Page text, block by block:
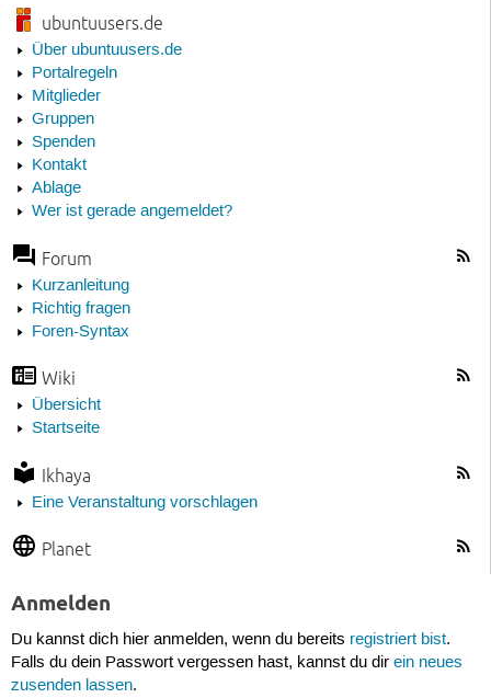
ubuntuusers.de
Über ubuntuusers.de
Portalregeln
Mitglieder
Gruppen
Spenden
Kontakt
Ablage
Wer ist gerade angemeldet?
Forum
Kurzanleitung
Richtig fragen
Foren-Syntax
Wiki
Übersicht
Startseite
Ikhaya
Eine Veranstaltung vorschlagen
Planet
Anmelden
Du kannst dich hier anmelden, wenn du bereits registriert bist.
Falls du dein Passwort vergessen hast, kannst du dir ein neues
zusenden lassen.